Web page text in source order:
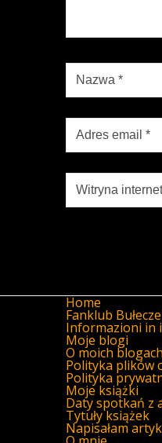
Home
Fanklub
Informazioni in
Moje blogi
O moich blogach
Polityka plików
Polityka
Moje książki
Daty spotkań z
Tytuły książek
Napisałam